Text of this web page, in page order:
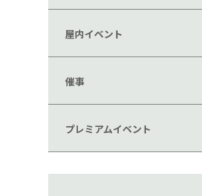
屋内イベント
催事
プレミアムイベント